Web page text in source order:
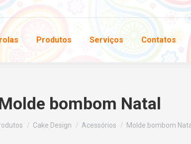
Produtos Serviços Contatos
bombom Natal
Cake Design Acessórios Molde bombom